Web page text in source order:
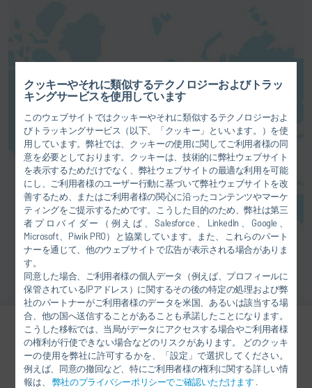
クッキーやそれに類似するテクノロジーおよびトラッ
キングサービスを使用しています
このウェブサイトではクッキーやそれに類似するテクノロジーおよ
びトラッキングサービス（以下、「クッキー」といいます。）を使
用しています。弊社では、クッキーの使用に関してご利用者様の同
意を必要としております。クッキーは、技術的に弊社ウェブサイト
を表示するためだけでなく、弊社ウェブサイトの最適な利用を可能
にし、ご利用者様のユーザー行動に基づいて弊社ウェブサイトを改
善するため、またはご利用者様の関心に沿ったコンテンツやマーケ
ティングをご提示するためです。こうした目的のため、弊社は第三
者プロバイダー（例えば、Salesforce、LinkedIn、Google、
Microsoft、Piwik PRO）と協業しています。また、これらのパート
ナーを通じて、他のウェブサイトで広告が表示される場合がありま
す。
同意した場合、ご利用者様の個人データ（例えば、プロフィールに
保管されているIPアドレス）に関するその後の特定の処理および弊
社のパートナーがご利用者様のデータを米国、あるいは該当する場
合、他の国へ送信することがあることも承諾したことになります。
こうした移転では、当局がデータにアクセスする場合やご利用者様
の権利が行使できない場合などのリスクがあります。 どのクッキ
ーの使用を弊社に許可するかを、「設定」で選択してください。
例えば、同意の撤回など、特にご利用者様の権利に関する詳しい情
報は、 弊社のプライバシーポリシーでご確認いただけます .
れにより、プライバシーポリシー
に記載の説明に従ってお客様のデ
ータ（例えばIPアドレス）が各サ
プライヤーに転送されます。
同意する
Jiaying Yu
MARKETING